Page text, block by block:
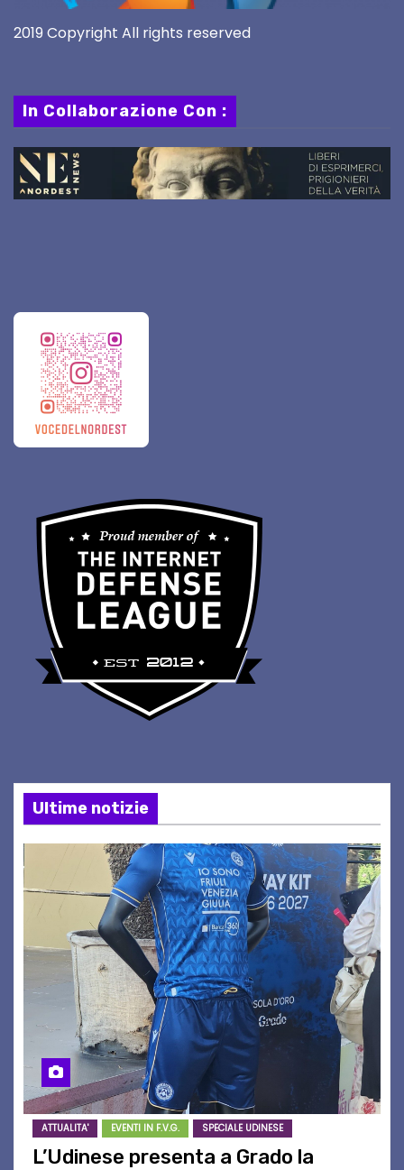
2019 Copyright All rights reserved
In Collaborazione Con :
Ultime notizie
ATTUALITA' EVENTI IN F.V.G. SPECIALE UDINESE
L’Udinese presenta a Grado la